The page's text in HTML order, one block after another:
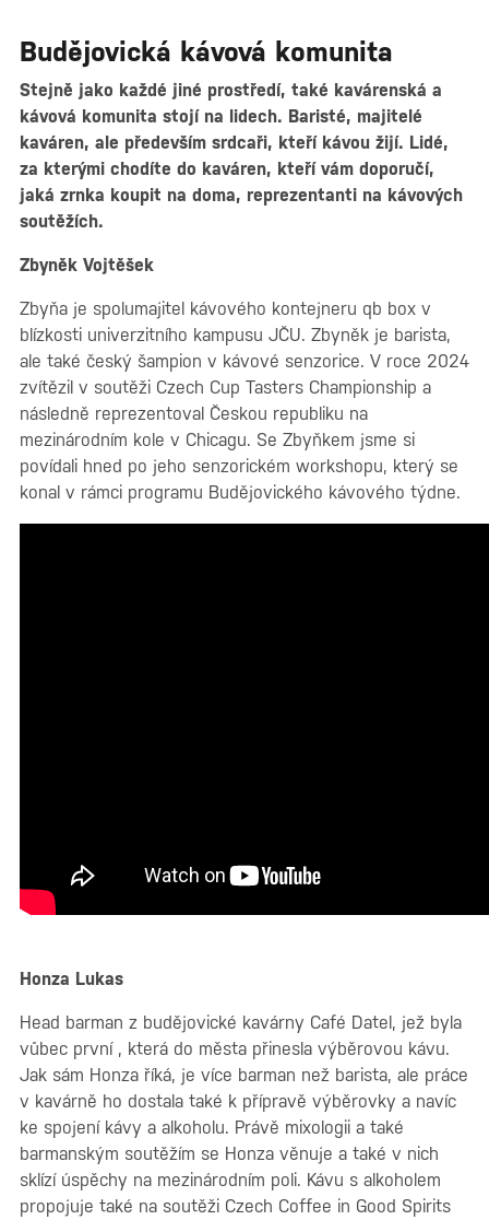
Budějovická kávová komunita
Stejně jako každé jiné prostředí, také kavárenská a
kávová komunita stojí na lidech. Baristé, majitelé
kaváren, ale především srdcaři, kteří kávou žijí. Lidé,
za kterými chodíte do kaváren, kteří vám doporučí,
jaká zrnka koupit na doma, reprezentanti na kávových
soutěžích.
Zbyněk Vojtěšek
Zbyňa je spolumajitel kávového kontejneru qb box v
blízkosti univerzitního kampusu JČU. Zbyněk je barista,
ale také český šampion v kávové senzorice. V roce 2024
zvítězil v soutěži Czech Cup Tasters Championship a
následně reprezentoval Českou republiku na
mezinárodním kole v Chicagu. Se Zbyňkem jsme si
povídali hned po jeho senzorickém workshopu, který se
konal v rámci programu Budějovického kávového týdne.
Honza Lukas
Head barman z budějovické kavárny Café Datel, jež byla
vůbec první , která do města přinesla výběrovou kávu.
Jak sám Honza říká, je více barman než barista, ale práce
v kavárně ho dostala také k přípravě výběrovky a navíc
ke spojení kávy a alkoholu. Právě mixologii a také
barmanským soutěžím se Honza věnuje a také v nich
sklízí úspěchy na mezinárodním poli. Kávu s alkoholem
propojuje také na soutěži Czech Coffee in Good Spirits